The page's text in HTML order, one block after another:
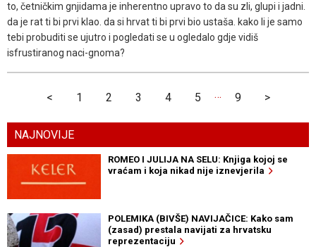
to, četničkim gnjidama je inherentno upravo to da su zli, glupi i jadni.
da je rat ti bi prvi klao. da si hrvat ti bi prvi bio ustaša. kako li je samo
tebi probuditi se ujutro i pogledati se u ogledalo gdje vidiš
isfrustiranog naci-gnoma?
< 1 2 3 4 5 … 9 >
NAJNOVIJE
ROMEO I JULIJA NA SELU: Knjiga kojoj se
vraćam i koja nikad nije iznevjerila
POLEMIKA (BIVŠE) NAVIJAČICE: Kako sam
(zasad) prestala navijati za hrvatsku
reprezentaciju